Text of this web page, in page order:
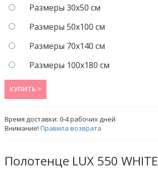
Размеры 30x50 см
Размеры 50x100 см
Размеры 70х140 см
Размеры 100x180 см
КУПИТЬ >
Время доставки:0-4рабочих дней
Внимание!Правила возврата
Полотенце LUX 550 WHITE